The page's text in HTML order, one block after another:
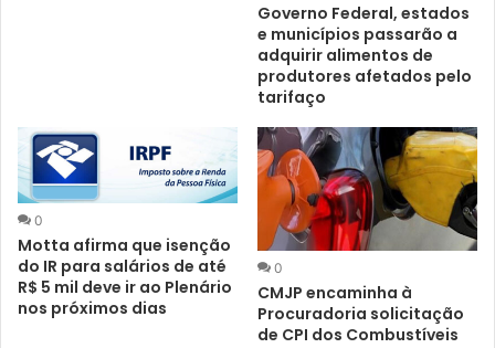
Governo Federal, estados
e municípios passarão a
adquirir alimentos de
produtores afetados pelo
tarifaço
0
Motta afirma que isenção
do IR para salários de até
R$ 5 mil deve ir ao Plenário
nos próximos dias
0
CMJP encaminha à
Procuradoria solicitação
de CPI dos Combustíveis